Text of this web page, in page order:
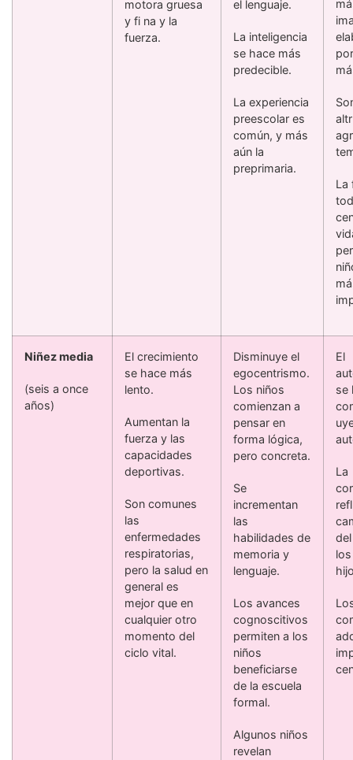
motora gruesa
y fi na y la
fuerza.
el lenguaje.
La inteligencia
se hace más
predecible.
La experiencia
preescolar es
común, y más
aún la
preprimaria.
La
Niñez media
(seis a once
años)
El crecimiento
se hace más
lento.
Aumentan la
fuerza y las
capacidades
deportivas.
Son comunes
las
enfermedades
respiratorias,
pero la salud en
general es
mejor que en
cualquier otro
momento del
ciclo vital.
Disminuye el
egocentrismo.
Los niños
comienzan a
pensar en
forma lógica,
pero concreta.
Se
incrementan
las
habilidades de
memoria y
lenguaje.
Los avances
cognoscitivos
permiten a los
niños
beneficiarse
de la escuela
formal.
Algunos niños
revelan
El
se
La